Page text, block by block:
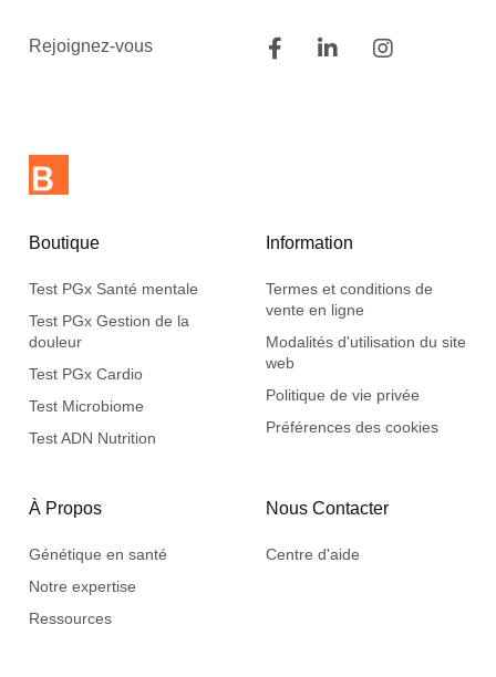
Rejoignez-vous
Boutique
Test PGx Santé mentale
Test PGx Gestion de la
douleur
Test PGx Cardio
Test Microbiome
Test ADN Nutrition
Information
Termes et conditions de
vente en ligne
Modalités d'utilisation du site
web
Politique de vie privée
Préférences des cookies
À Propos
Génétique en santé
Notre expertise
Ressources
Nous Contacter
Centre d'aide